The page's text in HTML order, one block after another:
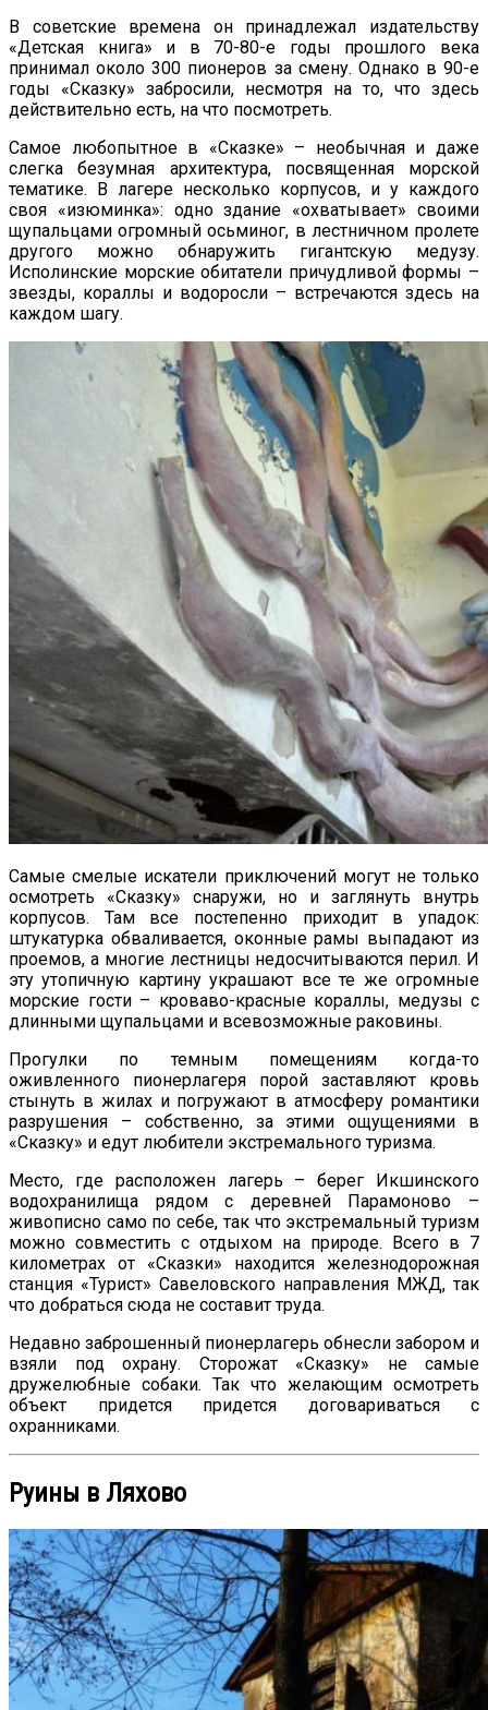
В советские времена он принадлежал издательству
«Детская книга» и в 70-80-е годы прошлого века
принимал около 300 пионеров за смену. Однако в 90-е
годы «Сказку» забросили, несмотря на то, что здесь
действительно есть, на что посмотреть.
Самое любопытное в «Сказке» – необычная и даже
слегка безумная архитектура, посвященная морской
тематике. В лагере несколько корпусов, и у каждого
своя «изюминка»: одно здание «охватывает» своими
щупальцами огромный осьминог, в лестничном пролете
другого можно обнаружить гигантскую медузу.
Исполинские морские обитатели причудливой формы –
звезды, кораллы и водоросли – встречаются здесь на
каждом шагу.
Самые смелые искатели приключений могут не только
осмотреть «Сказку» снаружи, но и заглянуть внутрь
корпусов. Там все постепенно приходит в упадок:
штукатурка обваливается, оконные рамы выпадают из
проемов, а многие лестницы недосчитываются перил. И
эту утопичную картину украшают все те же огромные
морские гости – кроваво-красные кораллы, медузы с
длинными щупальцами и всевозможные раковины.
Прогулки по темным помещениям когда-то
оживленного пионерлагеря порой заставляют кровь
стынуть в жилах и погружают в атмосферу романтики
разрушения – собственно, за этими ощущениями в
«Сказку» и едут любители экстремального туризма.
Место, где расположен лагерь – берег Икшинского
водохранилища рядом с деревней Парамоново –
живописно само по себе, так что экстремальный туризм
можно совместить с отдыхом на природе. Всего в 7
километрах от «Сказки» находится железнодорожная
станция «Турист» Савеловского направления МЖД, так
что добраться сюда не составит труда.
Недавно заброшенный пионерлагерь обнесли забором и
взяли под охрану. Сторожат «Сказку» не самые
дружелюбные собаки. Так что желающим осмотреть
объект придется придется договариваться с
охранниками.
Руины в Ляхово